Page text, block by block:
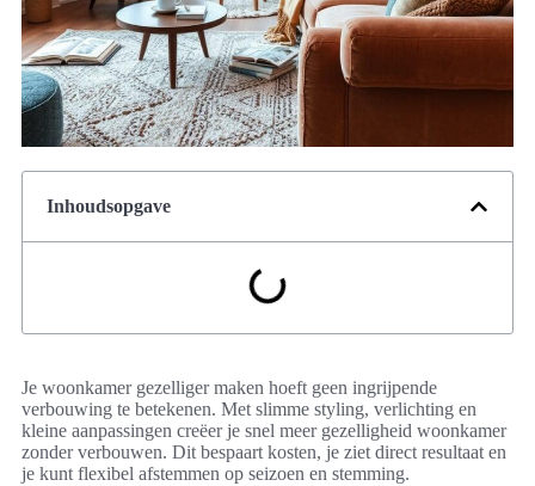
Inhoudsopgave
Je woonkamer gezelliger maken hoeft geen ingrijpende
verbouwing te betekenen. Met slimme styling, verlichting en
kleine aanpassingen creëer je snel meer gezelligheid woonkamer
zonder verbouwen. Dit bespaart kosten, je ziet direct resultaat en
je kunt flexibel afstemmen op seizoen en stemming.